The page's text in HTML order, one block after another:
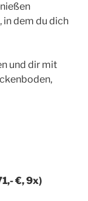
in dem du dich
und dir mit
€, 9x)